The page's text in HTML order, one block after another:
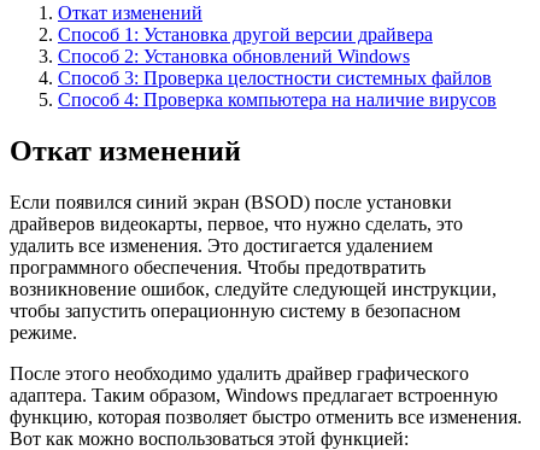
Откат изменений
Способ 1: Установка другой версии драйвера
Способ 2: Установка обновлений Windows
Способ 3: Проверка целостности системных файлов
Способ 4: Проверка компьютера на наличие вирусов
Откат изменений
Если появился синий экран (BSOD) после установки
драйверов видеокарты, первое, что нужно сделать, это
удалить все изменения. Это достигается удалением
программного обеспечения. Чтобы предотвратить
возникновение ошибок, следуйте следующей инструкции,
чтобы запустить операционную систему в безопасном
режиме.
После этого необходимо удалить драйвер графического
адаптера. Таким образом, Windows предлагает встроенную
функцию, которая позволяет быстро отменить все изменения.
Вот как можно воспользоваться этой функцией: